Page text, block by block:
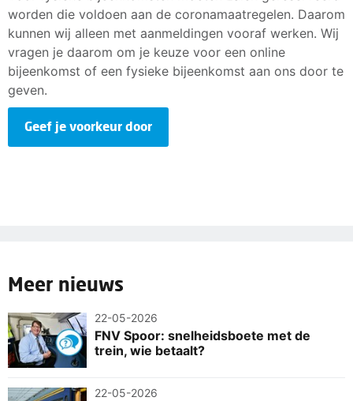
worden die voldoen aan de coronamaatregelen. Daarom
kunnen wij alleen met aanmeldingen vooraf werken. Wij
vragen je daarom om je keuze voor een online
bijeenkomst of een fysieke bijeenkomst aan ons door te
geven.
Geef je voorkeur door
Meer nieuws
22-05-2026
FNV Spoor: snelheidsboete met de
trein, wie betaalt?
22-05-2026